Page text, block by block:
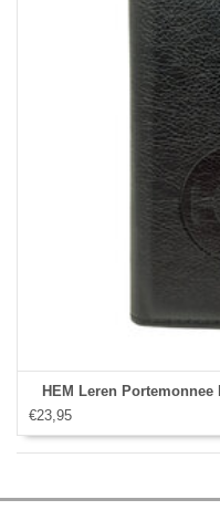
HEM Leren
€23,95